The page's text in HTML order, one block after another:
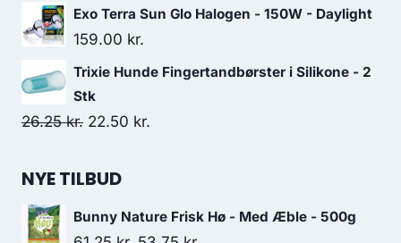
Exo Terra Sun Glo Halogen - 150W - Daylight
159.00 kr.
Trixie Hunde Fingertandbørster i Silikone - 2
Stk
26.25kr. Den
pris
26.25 kr..
22.50 kr.
22.50 kr..
NYE TILBUD
Bunny Nature Frisk Hø - Med Æble - 500g